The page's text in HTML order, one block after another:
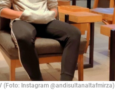
(Foto: Instagram @andisultanaltafmirza)